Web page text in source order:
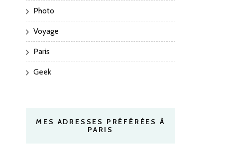
Photo
Voyage
Paris
Geek
MES ADRESSES PRÉFÉRÉES À
PARIS